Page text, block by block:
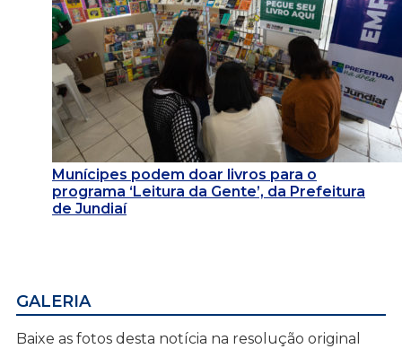
Munícipes podem doar livros para o
programa ‘Leitura da Gente’, da Prefeitura
de Jundiaí
GALERIA
Baixe as fotos desta notícia na resolução original